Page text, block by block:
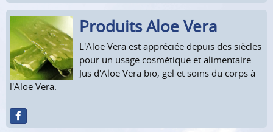
Menu Recherche
CompteInfo Langues
Produits Aloe Vera
L'Aloe Vera est appréciée depuis des siècles
pour un usage cosmétique et alimentaire.
Jus d'Aloe Vera bio, gel et soins du corps à
l'Aloe Vera.